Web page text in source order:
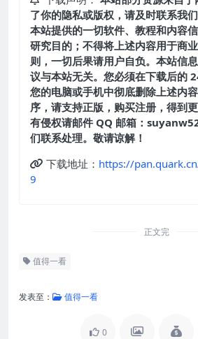
了你的隐私或版权，请及时联系我们
本站提供的一切软件、教程和内容
研究目的；不得将上述内容用于商
则，一切后果请用户自负。本站信
议与本站无关。您必须在下载后的
您的电脑或手机中彻底删除上述内
序，请支持正版，购买注册，得到
有侵权请邮件 QQ 邮箱：
们联系处理。敬请谅解！
下载地址： https://
9
正文完
值得一看
发表至： 值得一看
0